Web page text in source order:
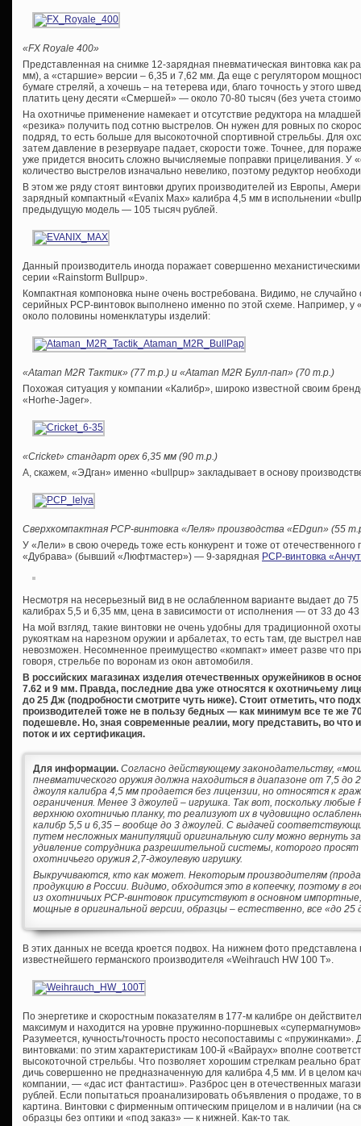
«FX Royale 400»
Представленная на снимке 12-зарядная пневматическая винтовка как
мм), а «старшие» версии – 6,35 и 7,62 мм. Да еще с регулятором
бумаге стреляй, а хочешь – на тетерева иди, благо точность у этого
платить цену десяти «Смершей» — около 70-80 тысяч (без учета
На охотничье применение намекает и отсутствие редуктора на
«резика» получить под сотню выстрелов. Он нужен для ровных по
подряд, то есть больше для высокоточной спортивной стрельбы. Для
затем давление в резервуаре падает, скорости тоже. Точнее, для
уже придется вносить сложно вычисляемые поправки прицеливания. У
количество выстрелов изначально невелико, поэтому редуктор
В этом же ряду стоят винтовки других производителей из Европы,
зарядный компактный «Evanix Max» калибра 4,5 мм в испольнении
предыдущую модель — 105 тысяч рублей.
Данный производитель иногда поражает совершенно
серии «Rainstorm Bullpup».
Компактная компоновка ныне очень востребована. Видимо, не случайно
серийных PCP-винтовок выполнено именно по этой схеме. Например,
около половины номенклатуры изделий:
«Ataman M2R Тактик» (77 т.р.) и «Ataman M2R Булл-пап» (70 т.р.)
Похожая ситуация у компании «Калибр», широко известной своим
«Horhe-Jager».
«Cricket» стандарт орех 6,35 мм (90 т.р.)
А, скажем, «ЭДган» именно «bullpup» закладывает в основу
Сверхкомпактная PCP-винтовка «Леля» производства «EDgun» (55
У «Лели» в свою очередь тоже есть конкурент и тоже от
«Дубрава» (бывший «Люфтмастер») — 9-зарядная PCP-винтовка
Несмотря на несерьезный вид в не ослабленном варианте выдает до
калибрах 5,5 и 6,35 мм, цена в зависимости от исполнения — от 33 до
На мой взгляд, такие винтовки не очень удобны для традиционной
рукояткам на нарезном оружии и арбалетах, то есть там, где выстрел
невозможен. Несомненное преимущество «компакт» имеет разве что
говоря, стрельбе по воронам из окон автомобиля.
В российских магазинах изделия отечественных оружейников в
7.62 и 9 мм. Правда, последние два уже относятся к охотничьему
до 25 Дж (подробности смотрите чуть ниже). Стоит отметить, что
производителей тоже не в пользу бедных — как минимум все те же
подешевле. Но, зная современные реалии, могу представить, во что
поток и их сертификация.
Для информации. Согласно действующему законодательству,
пневматического оружия должна находиться в диапазоне от 7,5 до
джоуля калибра 4,5 мм продается без лицензии, но относятся к
ограничения. Менее 3 джоулей – игрушка. Так вот, поскольку
верхнюю охотничью планку, то реализуют их в чудовищно
калибр 5,5 и 6,35 – вообще до 3 джоулей. С выдачей
путем несложных манипуляций оригинальную силу можно вернуть
удивление сотрудника разрешительной системы, которого просят
охотничьего оружия 2,7-джоулевую игрушку.
Выкручиваются, кто как может. Некоторым производителям
продукцию в России. Видимо, обходится это в копеечку, поэтому в
из охотничьих PCP-винтовок присутствуют в основном
мощные в оригинальной версии, образцы – естественно, все «до 25
В этих данных не всегда кроется подвох. На нижнем фото представлена
известнейшего германского производителя «Weihrauch HW 100 T».
По энергетике и скоростным показателям в 177-м калибре он
максимум и находится на уровне пружинно-поршневых
Разумеется, кучность/точность просто несопоставимы с
винтовками: по этим характеристикам 100-й «Вайраух» вполне
высокоточной стрельбы. Что позволяет хорошим стрелкам реально
дичь совершенно не предназначенную для калибра 4,5 мм. И в целом
компании, — «дас ист фантастиш». Разброс цен в отечественных
рублей. Если попытаться проанализировать объявления о продаже,
картина. Винтовки с фирменным оптическим прицелом и в наличии (на
образцы без оптики и «под заказ» — к нижней. Как-то так.